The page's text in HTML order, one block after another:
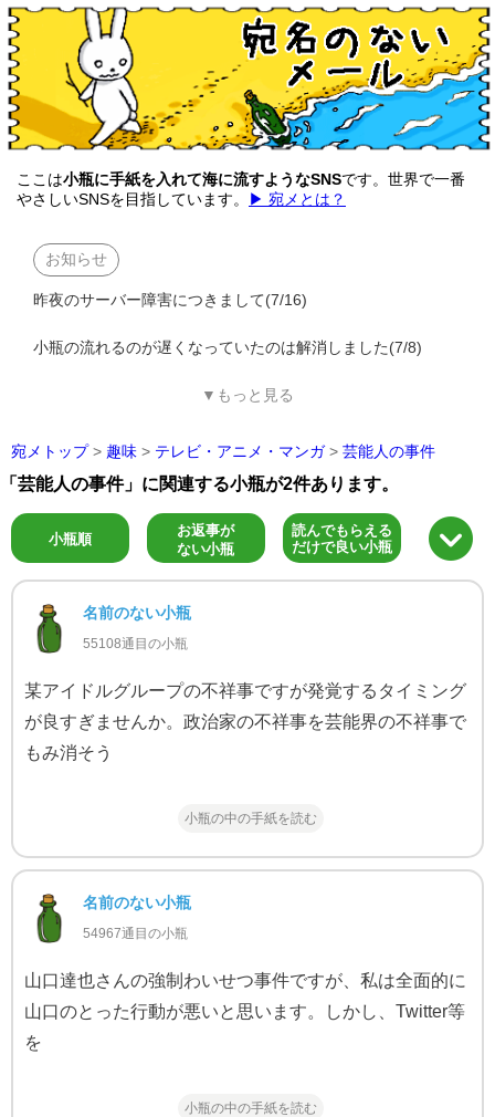
ここは小瓶に手紙を入れて海に流すようなSNSです。世界で一番
やさしいSNSを目指しています。
▶ 宛メとは？
お知らせ
昨夜のサーバー障害につきまして(7/16)
小瓶の流れるのが遅くなっていたのは解消しました(7/8)
▼もっと見る
宛メトップ > 趣味 > テレビ・アニメ・マンガ > 芸能人の事件
「芸能人の事件」に関連する小瓶が2件あります。
小瓶順
お返事が
ない小瓶
読んでもらえる
だけで良い小瓶
名前のない小瓶
55108通目の小瓶
某アイドルグループの不祥事ですが発覚するタイミング
が良すぎませんか。政治家の不祥事を芸能界の不祥事で
もみ消そう
小瓶の中の手紙を読む
名前のない小瓶
54967通目の小瓶
山口達也さんの強制わいせつ事件ですが、私は全面的に
山口のとった行動が悪いと思います。しかし、Twitter等
を
小瓶の中の手紙を読む